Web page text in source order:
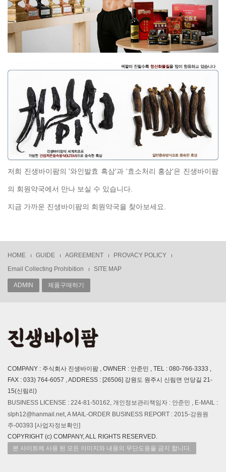
저희 진생바이팜의 '와인발효 흑삼'과 '효소처리 홍삼'은 진생바이팜
의 회원약국에서 만나 보실 수 있습니다.
지금 가까운 진생바이팜의 회원약국을 찾아보세요.
HOME GUIDE AGREEMENT
PROVACY POLICY
Email Collecting Prohibition
SITE MAP
ADMIN 제품구매하기
COMPANY : 주식회사 진생바이팜 , OWNER : 안준민 , TEL : 080-766-3333 ,
FAX : 033) 764-6057 , ADDRESS : [26506] 강원도 원주시 신림면 언당길 21-
15(신림리)
BUSINESS LICENSE : 224-81-50162, 개인정보관리책임자 : 안준민 , E-MAIL :
slph12@hanmail.net, A MAIL-ORDER BUSINESS REPORT : 2015-강원원
주-00393 [사업자정보확인]
COPYRIGHT (c) COMPANY, ALL RIGHTS RESERVED.
본 사이트에 사용 된 모든 이미지와 내용의 무단도용을 금지 합니다.